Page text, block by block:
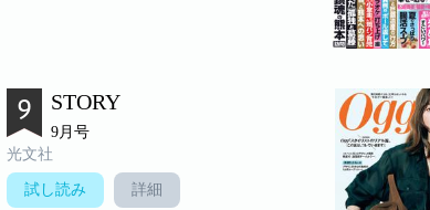
STORY
9月号
光文社
試し読み 詳細